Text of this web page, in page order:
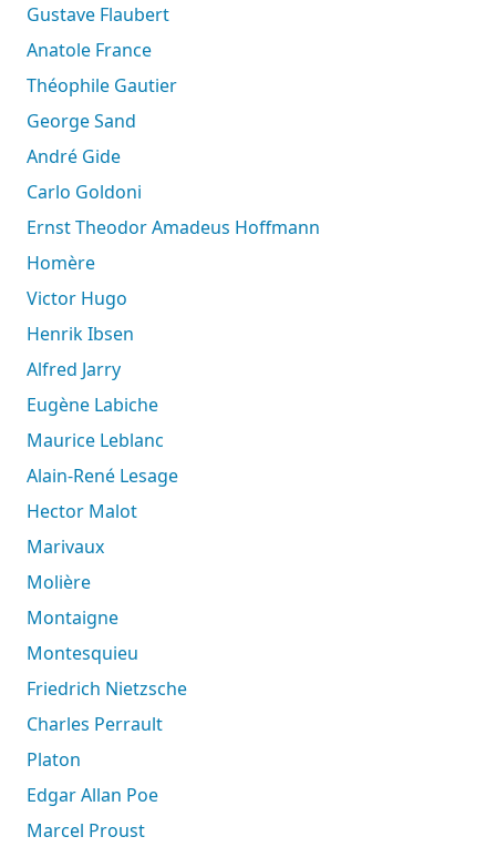
Gustave Flaubert
Anatole France
Théophile Gautier
George Sand
André Gide
Carlo Goldoni
Ernst Theodor Amadeus Hoffmann
Homère
Victor Hugo
Henrik Ibsen
Alfred Jarry
Eugène Labiche
Maurice Leblanc
Alain-René Lesage
Hector Malot
Marivaux
Molière
Montaigne
Montesquieu
Friedrich Nietzsche
Charles Perrault
Platon
Edgar Allan Poe
Marcel Proust